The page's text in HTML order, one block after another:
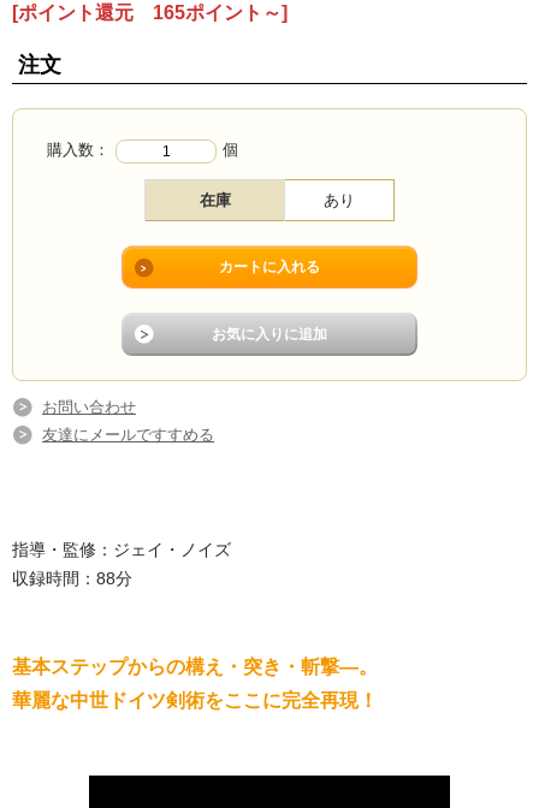
[ポイント還元 165ポイント～]
注文
購入数： 個
在庫 あり
お問い合わせ
友達にメールですすめる
指導・監修：ジェイ・ノイズ
収録時間：88分
基本ステップからの構え・突き・斬撃―。
華麗な中世ドイツ剣術をここに完全再現！